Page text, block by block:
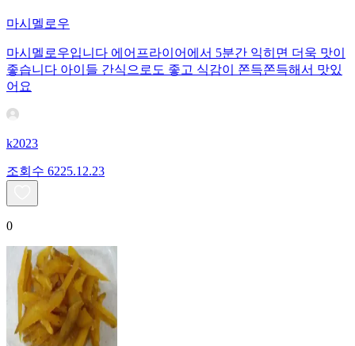
마시멜로우
마시멜로우입니다 에어프라이어에서 5분간 익히면 더욱 맛이
좋습니다 아이들 간식으로도 좋고 식감이 쫀득쫀득해서 맛있
어요
k2023
조회수 6225.12.23
0